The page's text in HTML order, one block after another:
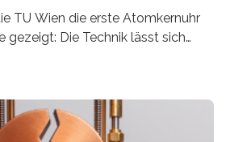
TU Wien die erste Atomkernuhr
gezeigt: Die Technik lässt sich
nachzugehen. Thorium-
Das hatte man jahrzehntelang
nach den passenden